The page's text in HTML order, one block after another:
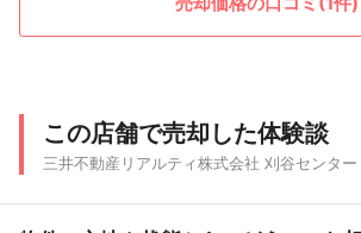
この店舗で売却した体験談
三井不動産リアルティ株式会社 刈谷センター